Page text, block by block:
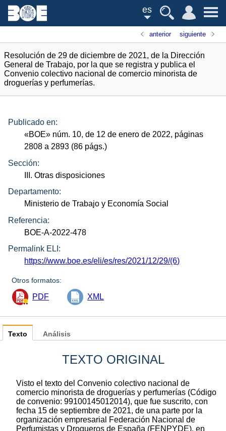
es
anterior siguiente
Resolución de 29 de diciembre de 2021, de la Dirección
General de Trabajo, por la que se registra y publica el
Convenio colectivo nacional de comercio minorista de
droguerías y perfumerías.
Publicado en:
«BOE» núm. 10, de 12 de enero de 2022, páginas
2808 a 2893 (86 págs.)
Sección:
III. Otras disposiciones
Departamento:
Ministerio de Trabajo y Economía Social
Referencia:
BOE-A-2022-478
Permalink ELI:
https://www.boe.es/eli/es/res/2021/12/29/(6)
Otros formatos:
PDF XML
Texto
TEXTO ORIGINAL
Visto el texto del Convenio colectivo nacional de
comercio minorista de droguerías y perfumerías (Código
de convenio: 99100145012014), que fue suscrito, con
fecha 15 de septiembre de 2021, de una parte por la
organización empresarial Federación Nacional de
Perfumistas y Drogueros de España (FENPYDE), en
Análisis